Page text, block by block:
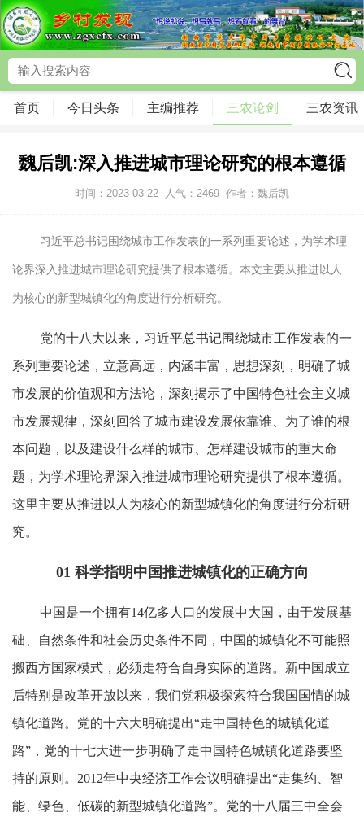
首页 今日头条 主编推荐 三农论剑 三农资讯
魏后凯:深入推进城市理论研究的根本遵循
时间：2023-03-22 人气： 2469 作者：魏后凯
习近平总书记围绕城市工作发表的一系列重要论述，为学术理
论界深入推进城市理论研究提供了根本遵循。本文主要从推进以人
为核心的新型城镇化的角度进行分析研究。
党的十八大以来，习近平总书记围绕城市工作发表的一
系列重要论述，立意高远，内涵丰富，思想深刻，明确了城
市发展的价值观和方法论，深刻揭示了中国特色社会主义城
市发展规律，深刻回答了城市建设发展依靠谁、为了谁的根
本问题，以及建设什么样的城市、怎样建设城市的重大命
题，为学术理论界深入推进城市理论研究提供了根本遵循。
这里主要从推进以人为核心的新型城镇化的角度进行分析研
究。
01 科学指明中国推进城镇化的正确方向
中国是一个拥有14亿多人口的发展中大国，由于发展基
础、自然条件和社会历史条件不同，中国的城镇化不可能照
搬西方国家模式，必须走符合自身实际的道路。新中国成立
后特别是改革开放以来，我们党积极探索符合我国国情的城
镇化道路。党的十六大明确提出“走中国特色的城镇化道
路”，党的十七大进一步明确了走中国特色城镇化道路要坚
持的原则。2012年中央经济工作会议明确提出“走集约、智
能、绿色、低碳的新型城镇化道路”。党的十八届三中全会